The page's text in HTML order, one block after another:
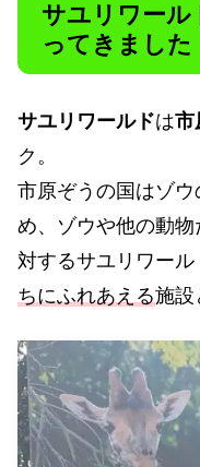
サユリワール
ってきました
サユリワールドは市
ク。
市原ぞうの国はゾ
め、ゾウや他の動物
対するサユリワール
ちにふれあえる施設